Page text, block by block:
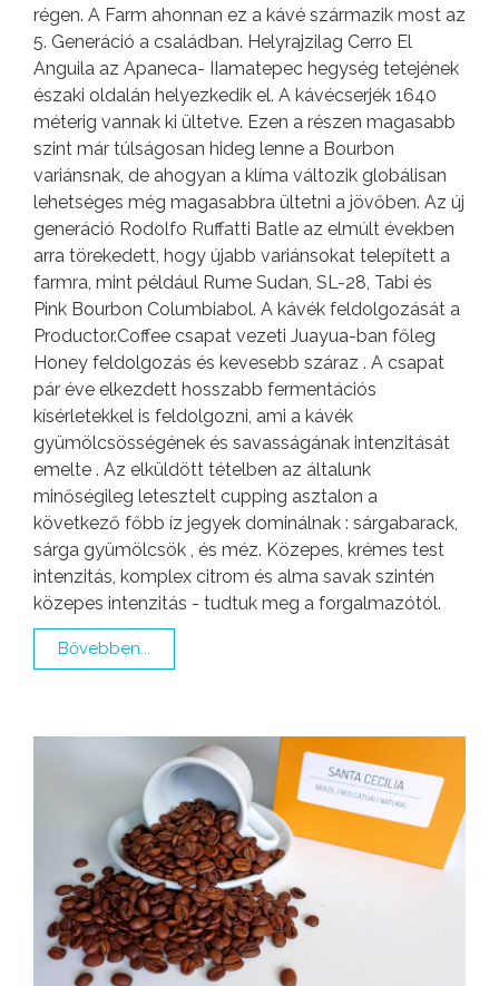
régen. A Farm ahonnan ez a kávé származik most az
5. Generáció a családban. Helyrajzilag Cerro El
Anguila az Apaneca- IIamatepec hegység tetejének
északi oldalán helyezkedik el. A kávécserjék 1640
méterig vannak ki ültetve. Ezen a részen magasabb
szint már túlságosan hideg lenne a Bourbon
variánsnak, de ahogyan a klíma változik globálisan
lehetséges még magasabbra ültetni a jövőben. Az új
generáció Rodolfo Ruffatti Batle az elmúlt években
arra törekedett, hogy újabb variánsokat telepített a
farmra, mint például Rume Sudan, SL-28, Tabi és
Pink Bourbon Columbiabol. A kávék feldolgozását a
Productor.Coffee csapat vezeti Juayua-ban főleg
Honey feldolgozás és kevesebb száraz . A csapat
pár éve elkezdett hosszabb fermentációs
kísérletekkel is feldolgozni, ami a kávék
gyümölcsösségének és savasságának intenzitását
emelte . Az elküldött tételben az általunk
minőségileg letesztelt cupping asztalon a
következő főbb íz jegyek dominálnak : sárgabarack,
sárga gyümölcsök , és méz. Közepes, krémes test
intenzitás, komplex citrom és alma savak szintén
közepes intenzitás - tudtuk meg a forgalmazótól.
Bővebben...